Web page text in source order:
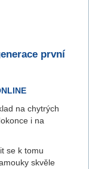
první
na chytrých
i na
se k tomu
skvěle